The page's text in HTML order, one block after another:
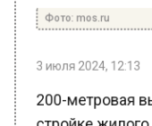
200-метровая
стройке